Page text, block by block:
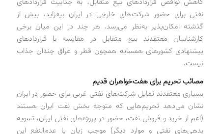
نفتی برای حضور شرکت‌های خارجی در ایران بیفزاید، بیش از
گذشته امکان‌پذیر به‌نظر می‌رسد. هر چند در این میان برخی
کارشناسان معتقدند بیع متقابل در مقایسه با قراردادهای
پیشنهادی کشورهای همسایه همچون قطر و عراق چندان جذاب
نیست.
مصائب تحریم برای هفت‌خواهران قدیم
بسیاری معتقدند تمایل شرکت‌های نفتی غربی برای حضور در ایران
نشان می‌دهد تحریم‌هایی که متوجه بخش نفت ایران هستند
(اعم از خرید و فروش نفت، حضور در پروژه‌های نفتی ایران، تسویه
بدهی‌های نفتی و موارد دیگر) موجب زیان یا عدم‌النفع این